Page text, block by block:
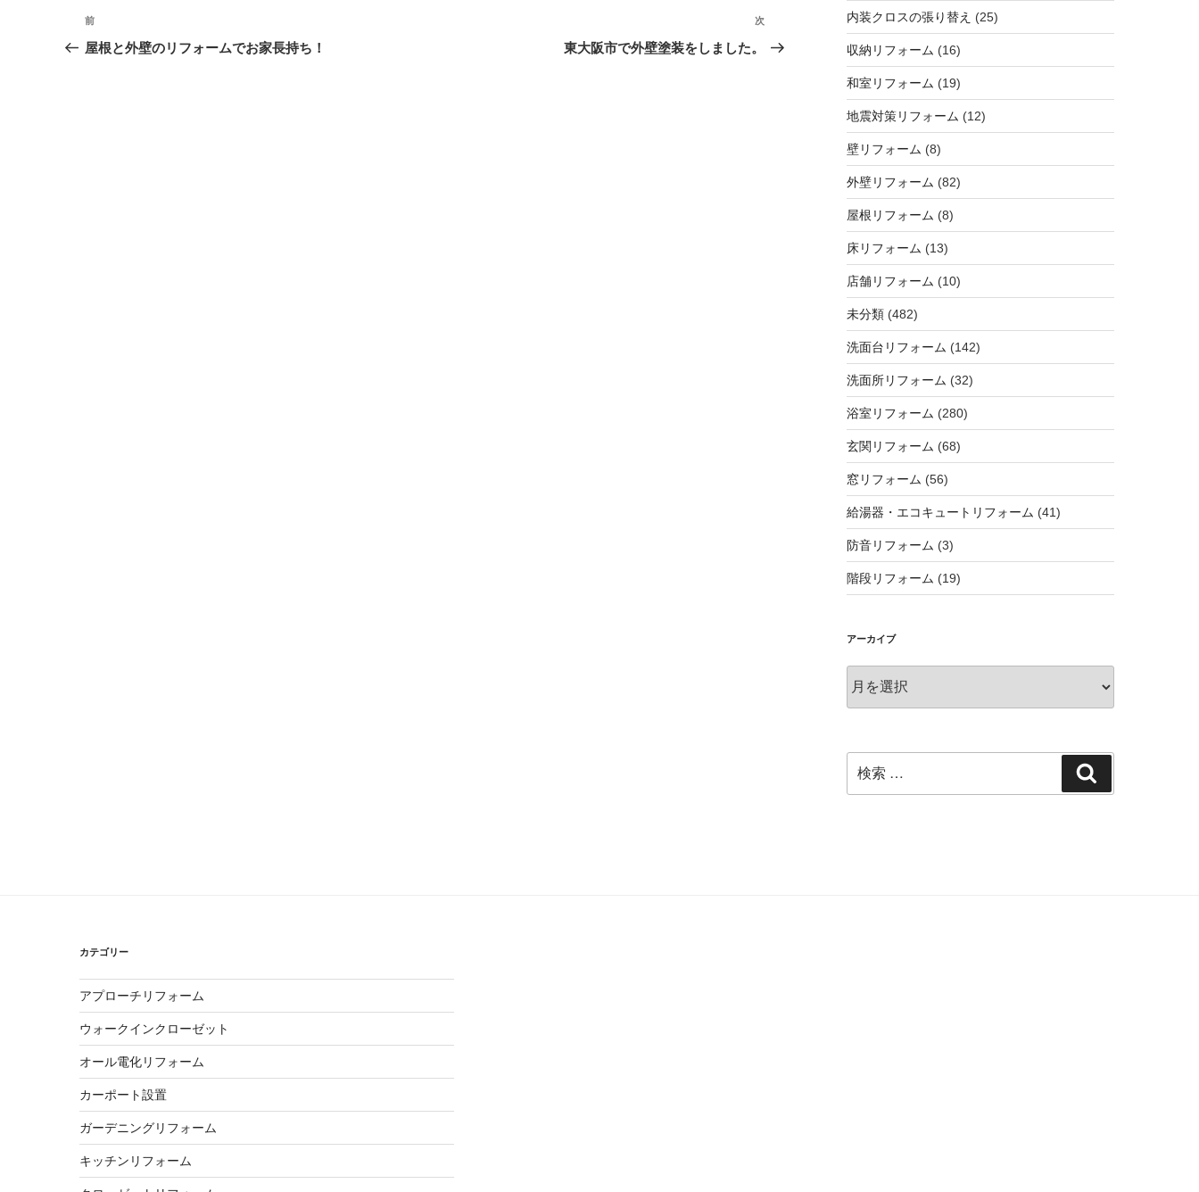
投
稿
過
去
前
屋根と外壁のリフォームでお家長持ち！
次
の
次
東大阪市で外壁塗装をしました。
内装クロスの張り替え (25)
収納リフォーム (16)
和室リフォーム (19)
地震対策リフォーム (12)
壁リフォーム (8)
外壁リフォーム (82)
屋根リフォーム (8)
床リフォーム (13)
店舗リフォーム (10)
未分類(482)
洗面台リフォーム (142)
洗面所リフォーム (32)
浴室リフォーム (280)
玄関リフォーム (68)
窓リフォーム (56)
給湯器・エコキュートリフォーム (41)
防音リフォーム (3)
階段リフォーム (19)
アーカイブ
ー
ブ
索:
索
カテゴリー
アプローチリフォーム
ウォークインクローゼット
オール電化リフォーム
カーポート設置
ガーデニングリフォーム
キッチンリフォーム